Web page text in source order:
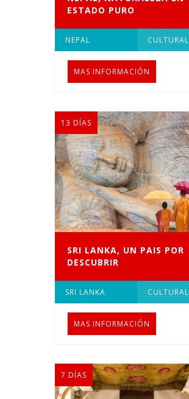
ESTADO PURO
NEPAL CULTURAL
MAS INFORMACIÓN
13 DÍAS
SRI LANKA, UN PAIS POR
DESCUBRIR
SRI LANKA CULTURAL
MAS INFORMACIÓN
7 DÍAS